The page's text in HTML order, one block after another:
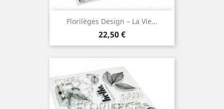
Florilèges Design – La Vie...
Prix
22,50 €